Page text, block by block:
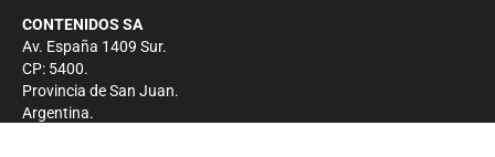
CONTENIDOS SA
Av. España 1409 Sur.
CP: 5400.
Provincia de San Juan.
Argentina.